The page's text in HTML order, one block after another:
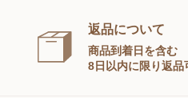
返品について
商品到着日を含む
8日以内に限り返品